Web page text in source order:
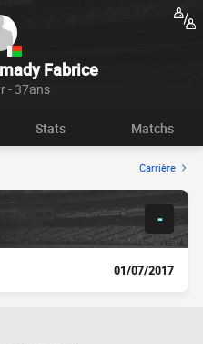
Fabrice
- 37ans
Stats Matchs
Carrière
-
01/07/2017